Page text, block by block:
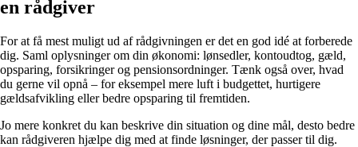
en rådgiver
For at få mest muligt ud af rådgivningen er det en god idé at forberede
dig. Saml oplysninger om din økonomi: lønsedler, kontoudtog, gæld,
opsparing, forsikringer og pensionsordninger. Tænk også over, hvad
du gerne vil opnå – for eksempel mere luft i budgettet, hurtigere
gældsafvikling eller bedre opsparing til fremtiden.
Jo mere konkret du kan beskrive din situation og dine mål, desto bedre
kan rådgiveren hjælpe dig med at finde løsninger, der passer til dig.